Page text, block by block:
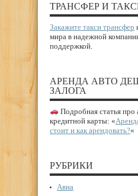
ТРАНСФЕР И
Закажите такси трансфер
мира в надежной
поддержкой.
АРЕНДА АВТО
ЗАЛОГА
Подробная статья
кредитной карты: «
стоит и как арендовать?«
РУБРИКИ
Авиа